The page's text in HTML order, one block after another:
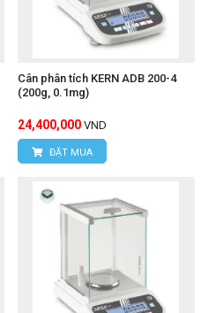
Cân phân tích KERN ADB 200-4
(200g, 0.1mg)
24,400,000 VND
ĐẶT MUA